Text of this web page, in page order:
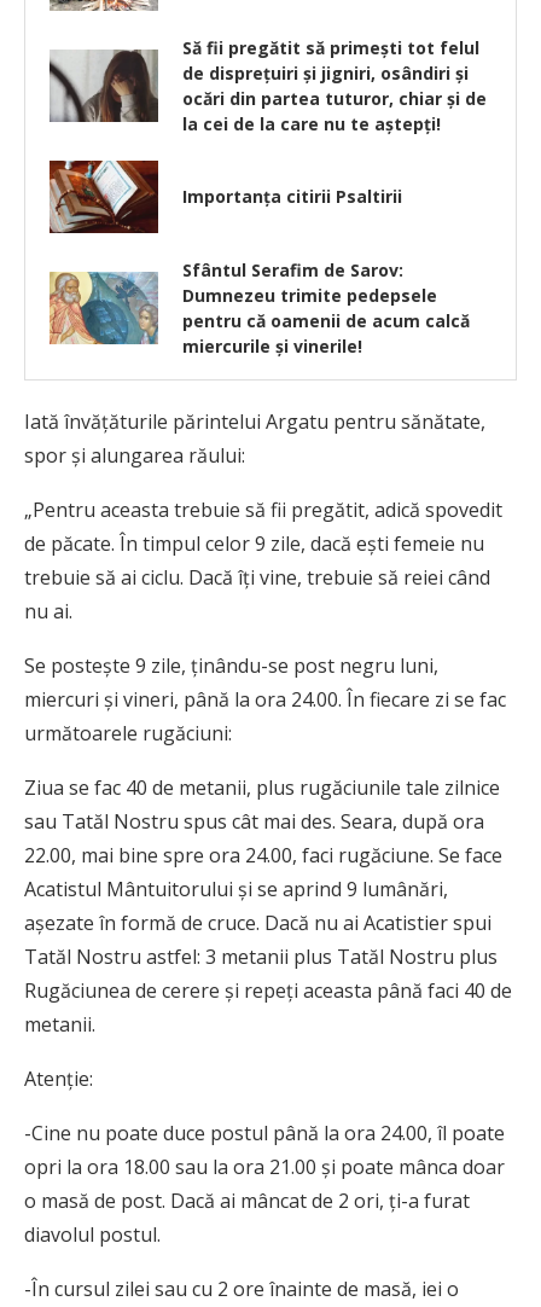
Să fii pregătit să primeşti tot felul
de dispreţuiri şi jigniri, osândiri şi
ocări din partea tuturor, chiar şi de
la cei de la care nu te aştepţi!
Importanța citirii Psaltirii
Sfântul Serafim de Sarov:
Dumnezeu trimite pedepsele
pentru că oamenii de acum calcă
miercurile şi vinerile!
Iată învățăturile părintelui Argatu pentru sănătate,
spor și alungarea răului:
„Pentru aceasta trebuie să fii pregătit, adică spovedit
de păcate. În timpul celor 9 zile, dacă ești femeie nu
trebuie să ai ciclu. Dacă îți vine, trebuie să reiei când
nu ai.
Se postește 9 zile, ținându-se post negru luni,
miercuri și vineri, până la ora 24.00. În fiecare zi se fac
următoarele rugăciuni:
Ziua se fac 40 de metanii, plus rugăciunile tale zilnice
sau Tatăl Nostru spus cât mai des. Seara, după ora
22.00, mai bine spre ora 24.00, faci rugăciune. Se face
Acatistul Mântuitorului și se aprind 9 lumânări,
așezate în formă de cruce. Dacă nu ai Acatistier spui
Tatăl Nostru astfel: 3 metanii plus Tatăl Nostru plus
Rugăciunea de cerere și repeți aceasta până faci 40 de
metanii.
Atenție:
-Cine nu poate duce postul până la ora 24.00, îl poate
opri la ora 18.00 sau la ora 21.00 și poate mânca doar
o masă de post. Dacă ai mâncat de 2 ori, ți-a furat
diavolul postul.
-În cursul zilei sau cu 2 ore înainte de masă, iei o